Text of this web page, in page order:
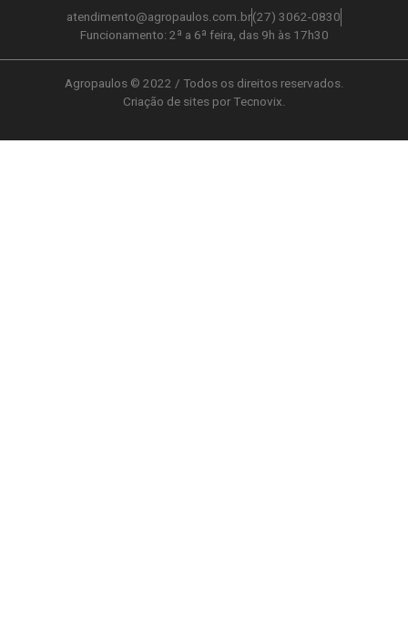
atendimento@agropaulos.com.br(27) 3062-0830
Funcionamento: 2ª a 6ª feira, das 9h às 17h30
Agropaulos © 2022 / Todos os direitos reservados.
Criação de sites por Tecnovix.